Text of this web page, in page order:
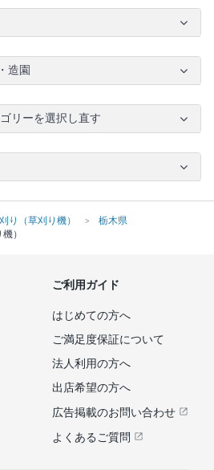
造園
リーを選択し直す
り（草刈り機）
栃木県
）
ご利用ガイド
はじめての方へ
ご満足度保証について
法人利用の方へ
出店希望の方へ
広告掲載のお問い合わせ
よくあるご質問